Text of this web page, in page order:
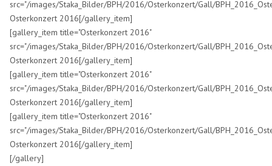
src="/images/Staka_Bilder/BPH/2016/Osterkonzert/Gall/
Osterkonzert 2016[/gallery_item]
[gallery_item title="Osterkonzert 2016"
src="/images/Staka_Bilder/BPH/2016/Osterkonzert/Gall/
Osterkonzert 2016[/gallery_item]
[gallery_item title="Osterkonzert 2016"
src="/images/Staka_Bilder/BPH/2016/Osterkonzert/Gall/
Osterkonzert 2016[/gallery_item]
[gallery_item title="Osterkonzert 2016"
src="/images/Staka_Bilder/BPH/2016/Osterkonzert/Gall/
Osterkonzert 2016[/gallery_item]
[/gallery]